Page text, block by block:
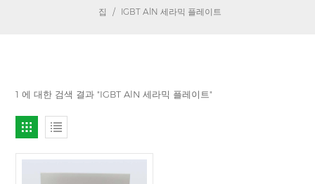
집 / IGBT AlN 세라믹 플레이트
1 에 대한 검색 결과 "IGBT AlN 세라믹 플레이트"